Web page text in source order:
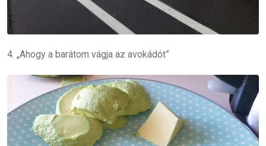
4. „Ahogy a barátom vágja az avokádót”